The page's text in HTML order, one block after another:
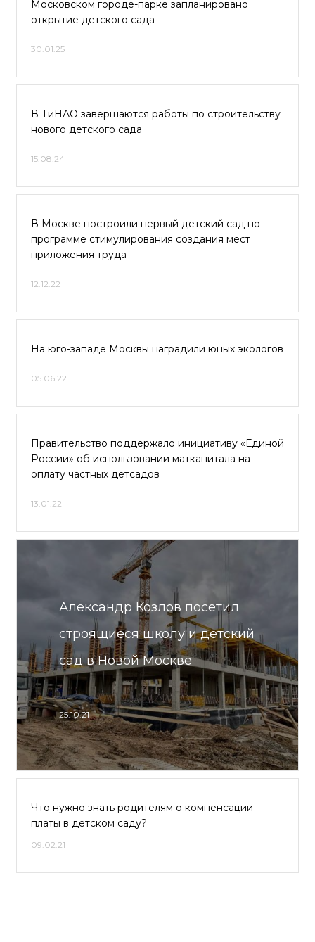
Московском городе-парке запланировано
открытие детского сада
30.01.25
В ТиНАО завершаются работы по строительству
нового детского сада
15.08.24
В Москве построили первый детский сад по
программе стимулирования создания мест
приложения труда
12.12.22
На юго-западе Москвы наградили юных экологов
05.06.22
Правительство поддержало инициативу «Единой
России» об использовании маткапитала на
оплату частных детсадов
13.01.22
Александр Козлов посетил
строящиеся школу и детский
сад в Новой Москве
25.10.21
Что нужно знать родителям о компенсации
платы в детском саду?
09.02.21